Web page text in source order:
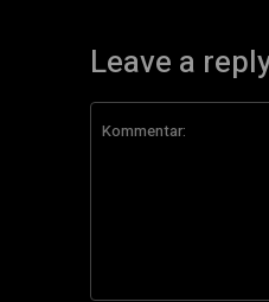
Leave a